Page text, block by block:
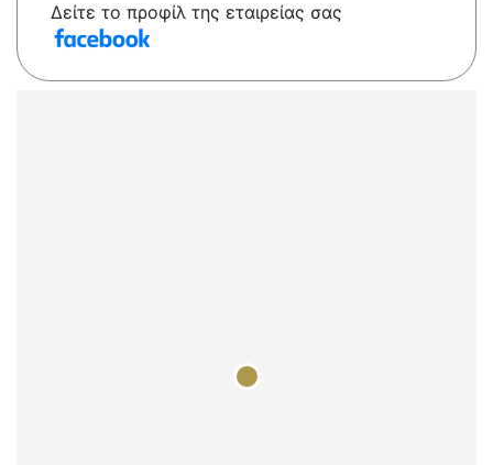
Δείτε το προφίλ της εταιρείας σας